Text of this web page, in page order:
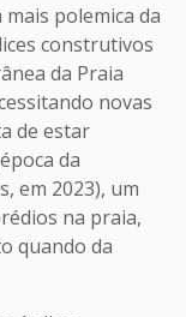
polemica da
construtivos
da Praia
novas
de estar
da
em 2023), um
na praia,
quando da